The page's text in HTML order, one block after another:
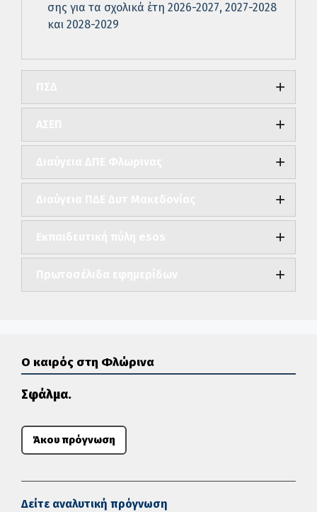
σης για τα σχολικά έτη 2026-2027, 2027-2028
και 2028-2029
Ο καιρός στη Φλώρινα
Σφάλμα.
Άκου πρόγνωση
Δείτε αναλυτική πρόγνωση